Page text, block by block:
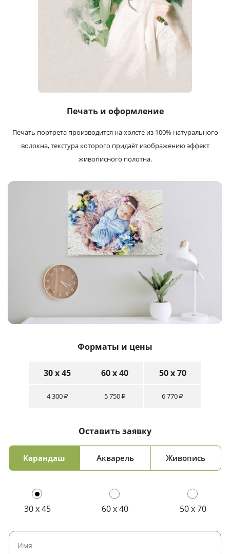
Печать и оформление
Печать портрета производится на холсте из 100% натурального
волокна, текстура которого придаёт изображению эффект
живописного полотна.
Форматы и цены
30 x 45 60 x 40 50 x 70
4 300₽ 5 750₽ 6 770₽
Оставить заявку
Карандаш Акварель Живопись
30 x 45 60 x 40 50 x 70